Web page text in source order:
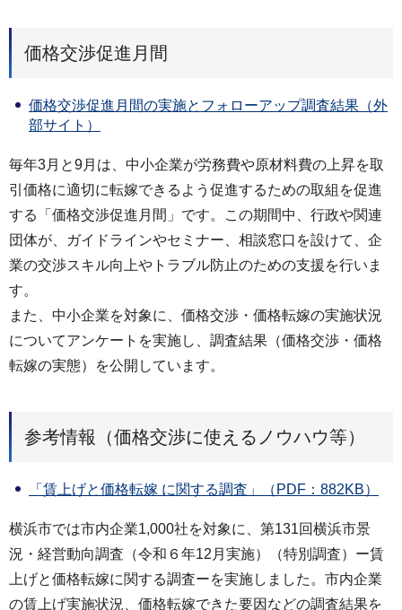
価格交渉促進月間
価格交渉促進月間の実施とフォローアップ調査結果（外
部サイト）
毎年3月と9月は、中小企業が労務費や原材料費の上昇を取
引価格に適切に転嫁できるよう促進するための取組を促進
する「価格交渉促進月間」です。この期間中、行政や関連
団体が、ガイドラインやセミナー、相談窓口を設けて、企
業の交渉スキル向上やトラブル防止のための支援を行いま
す。
また、中小企業を対象に、価格交渉・価格転嫁の実施状況
についてアンケートを実施し、調査結果（価格交渉・価格
転嫁の実態）を公開しています。
参考情報（価格交渉に使えるノウハウ等）
「賃上げと価格転嫁 に関する調査」（PDF：882KB）
横浜市では市内企業1,000社を対象に、第131回横浜市景
況・経営動向調査（令和６年12月実施）（特別調査）ー賃
上げと価格転嫁に関する調査ーを実施しました。市内企業
の賃上げ実施状況、価格転嫁できた要因などの調査結果を